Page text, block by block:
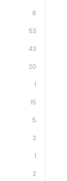
6
53
43
20
1
15
5
2
1
2